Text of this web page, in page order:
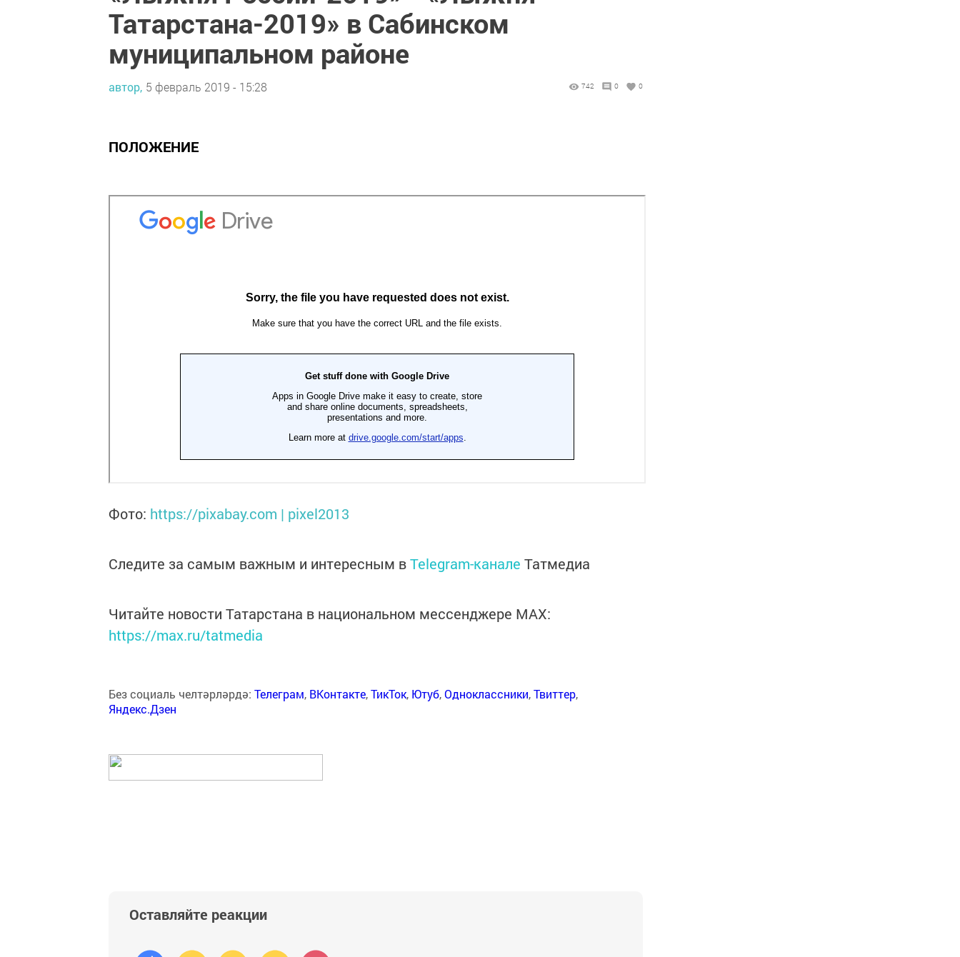
Татарстана-2019» в Сабинском
муниципальном районе
автор, 5 февраль 2019 - 15:28 742 0 0
ПОЛОЖЕНИЕ
Фото: https://pixabay.com | pixel2013
Следите за самым важным и интересным вTelegram-канале Татмедиа
Читайте новости Татарстана в национальном мессенджере MАХ:
https://max.ru/tatmedia
Без социаль челтәрләрдә: Телеграм, ВКонтакте,ТикТок, Ютуб,Одноклассники,Твиттер,
Яндекс.Дзен
Оставляйте реакции